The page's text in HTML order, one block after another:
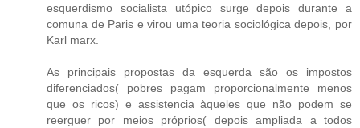
esquerdismo socialista utópico surge depois durante a
comuna de Paris e virou uma teoria sociológica depois, por
Karl marx.
As principais propostas da esquerda são os impostos
diferenciados( pobres pagam proporcionalmente menos
que os ricos) e assistencia àqueles que não podem se
reerguer por meios próprios( depois ampliada a todos